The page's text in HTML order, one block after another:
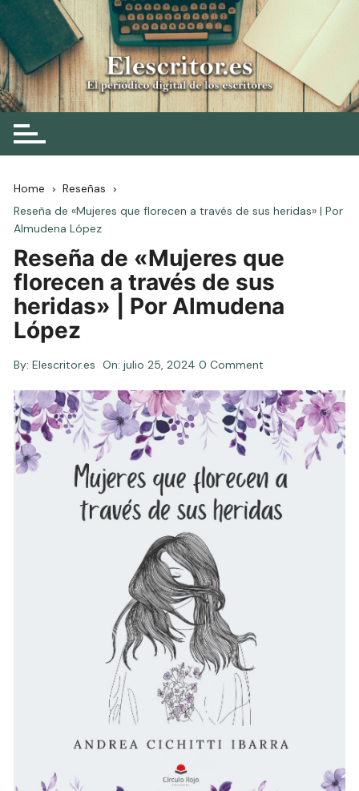
Skip
to
content
Elescritor.es
El periódico digital de los escritores
Home
Reseñas
Reseña de «Mujeres que florecen a través de sus heridas» | Por
Almudena López
Reseña de «Mujeres que
florecen a través de sus
heridas» | Por Almudena
López
By: Elescritor.es On:julio 25, 2024 0 Comment